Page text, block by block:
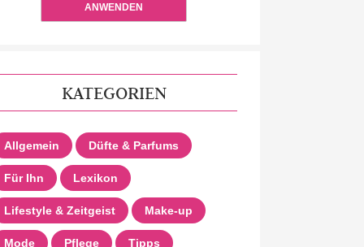
ANWENDEN
KATEGORIEN
Allgemein Düfte & Parfums
Für Ihn Lexikon
Lifestyle & Zeitgeist Make-up
Mode Pflege Tipps